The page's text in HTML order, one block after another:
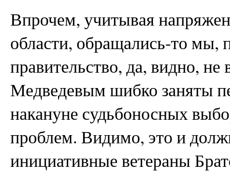
Впрочем, учитывая
области, обращались-то мы,
правительство, да, видно,
Медведевым шибко заняты
накануне судьбоносных
проблем. Видимо, это и
инициативные ветераны